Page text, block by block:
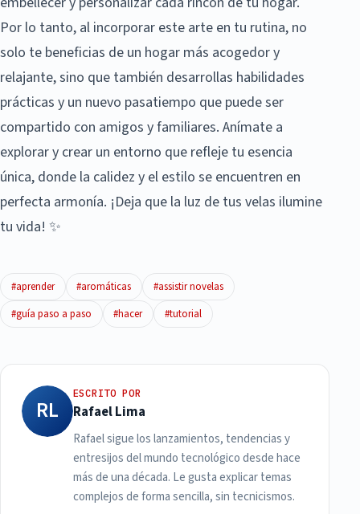
Por lo tanto, al incorporar este arte en tu rutina, no
solo te beneficias de un hogar más acogedor y
relajante, sino que también desarrollas habilidades
prácticas y un nuevo pasatiempo que puede ser
compartido con amigos y familiares. Anímate a
explorar y crear un entorno que refleje tu esencia
única, donde la calidez y el estilo se encuentren en
perfecta armonía. ¡Deja que la luz de tus velas ilumine
tu vida! ✨
#aprender #aromáticas
#assistir novelas
#guía paso a paso
#hacer #tutorial
RL
ESCRITO POR
Rafael Lima
Rafael sigue los lanzamientos, tendencias y
entresijos del mundo tecnológico desde hace
más de una década. Le gusta explicar temas
complejos de forma sencilla, sin tecnicismos.